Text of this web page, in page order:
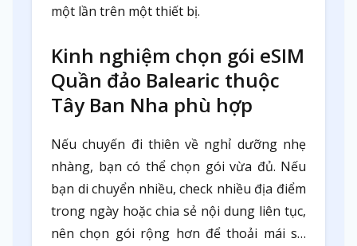
một lần trên một thiết bị.
Kinh nghiệm chọn gói eSIM
Quần đảo Balearic thuộc
Tây Ban Nha phù hợp
Nếu chuyến đi thiên về nghỉ dưỡng nhẹ
nhàng, bạn có thể chọn gói vừa đủ. Nếu
bạn di chuyển nhiều, check nhiều địa điểm
trong ngày hoặc chia sẻ nội dung liên tục,
nên chọn gói rộng hơn để thoải mái sử